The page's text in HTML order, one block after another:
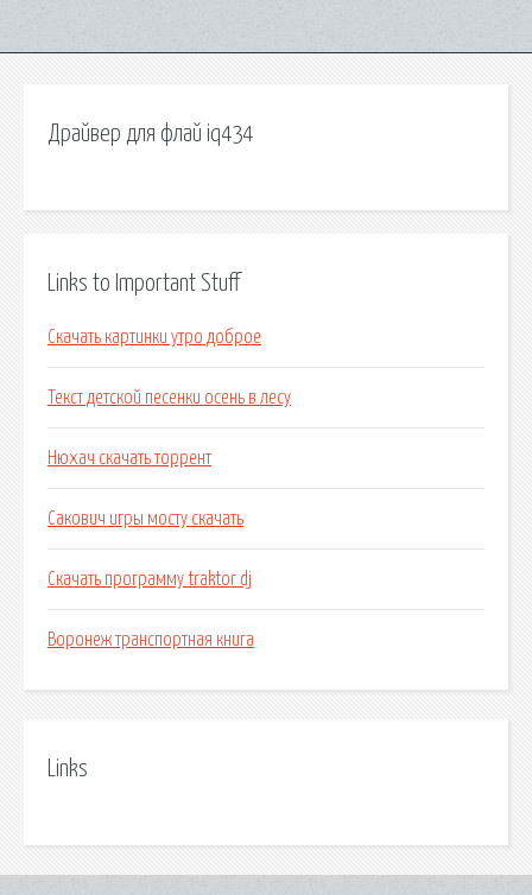
Драйвер для флай iq434
Links to Important Stuff
Скачать картинки утро доброе
Текст детской песенки осень в лесу
Нюхач скачать торрент
Сакович игры мосту скачать
Скачать программу traktor dj
Воронеж транспортная книга
Links